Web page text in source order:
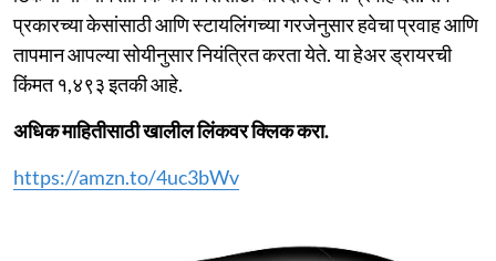
प्रकारच्या केसांसाठी आणि स्टायलिंगच्या गरजेनुसार हवेचा प्रवाह आणि
तापमान आपल्या सोयीनुसार नियंत्रित करता येते. या हेअर ड्रायरची
किंमत १,४९३ इतकी आहे.
अधिक माहितीसाठी खालील लिंकवर क्लिक करा.
https://amzn.to/4uc3bWv